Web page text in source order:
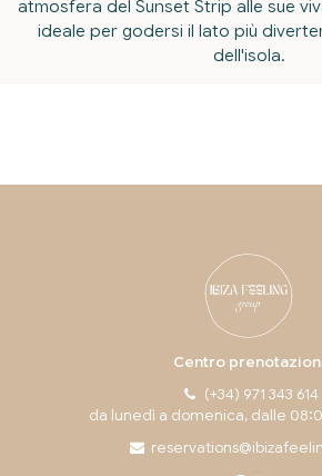
atmosfera del Sunset Strip alle sue
ideale per godersi il lato più
dell'isola.
Centro
(+34) 971 343 614
da lunedì a domenica, dalle